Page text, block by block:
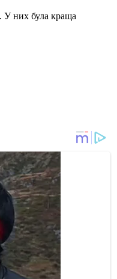
У них була краща